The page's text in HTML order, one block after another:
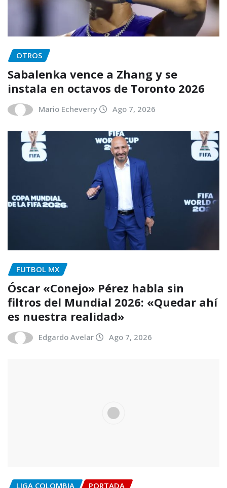
OTROS
Sabalenka vence a Zhang y se
instala en octavos de Toronto 2026
Mario Echeverry Ago 7, 2026
FUTBOL MX
Óscar «Conejo» Pérez habla sin
filtros del Mundial 2026: «Quedar ahí
es nuestra realidad»
Edgardo Avelar Ago 7, 2026
LIGA COLOMBIA PORTADA